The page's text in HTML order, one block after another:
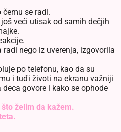
čemu se radi.
veći utisak od samih dečjih
radi nego iz uverenja, izgovorila
po telefonu, kao da su
i tuđi životi na ekranu važniji
govore i kako se ophode
što želim da kažem.